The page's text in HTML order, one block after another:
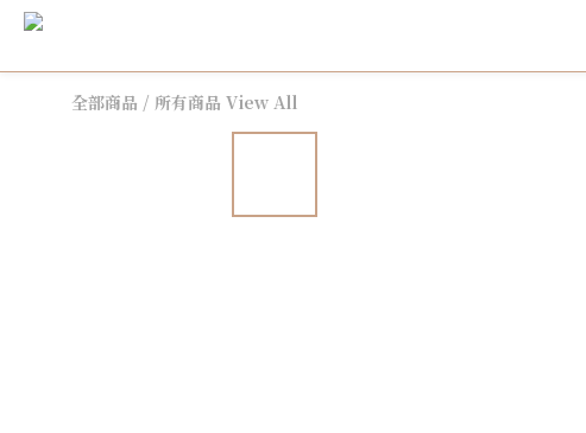
全部商品 / 所有商品 View All